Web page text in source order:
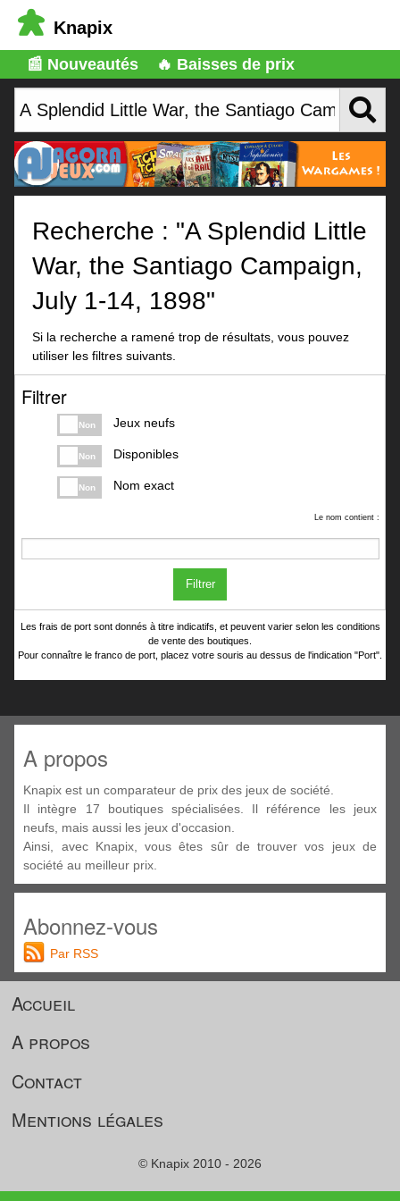
Knapix
📰 Nouveautés 🔥 Baisses de prix
Recherche : "A Splendid Little
War, the Santiago Campaign,
July 1-14, 1898"
Si la recherche a ramené trop de résultats, vous pouvez
utiliser les filtres suivants.
Filtrer
Non Jeux neufs
Non Disponibles
Non Nom exact
Le nom contient :
Filtrer
Les frais de port sont donnés à titre indicatifs, et peuvent varier selon les conditions
de vente des boutiques.
Pour connaître le franco de port, placez votre souris au dessus de l'indication "Port".
A propos
Knapix est un comparateur de prix des jeux de société.
Il intègre 17 boutiques spécialisées. Il référence les jeux
neufs, mais aussi les jeux d'occasion.
Ainsi, avec Knapix, vous êtes sûr de trouver vos jeux de
société au meilleur prix.
Abonnez-vous
Par RSS
Accueil
A propos
Contact
Mentions légales
© Knapix 2010 - 2026